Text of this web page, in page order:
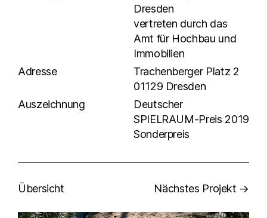
Dresden
vertreten durch das
Amt für Hochbau und
Immobilien
Adresse
Trachenberger Platz 2
01129 Dresden
Auszeichnung
Deutscher
SPIELRAUM-Preis 2019
Sonderpreis
Übersicht Nächstes Projekt →